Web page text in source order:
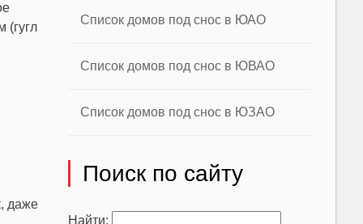
(гугл
даже
Список домов под снос в ЮАО
Список домов под снос в ЮВАО
Список домов под снос в ЮЗАО
Поиск по сайту
Найти: